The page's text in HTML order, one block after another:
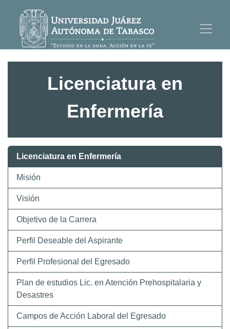
Licenciatura en
Enfermería
Licenciatura en Enfermería
Misión
Visión
Objetivo de la Carrera
Perfil Deseable del Aspirante
Perfil Profesional del Egresado
Plan de estudios Lic. en Atención Prehospitalaria y
Desastres
Campos de Acción Laboral del Egresado